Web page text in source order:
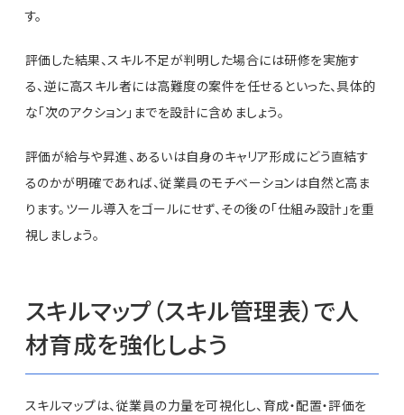
す。
評価した結果、スキル不足が判明した場合には研修を実施す
る、逆に高スキル者には高難度の案件を任せるといった、具体的
な「次のアクション」までを設計に含めましょう。
評価が給与や昇進、あるいは自身のキャリア形成にどう直結す
るのかが明確であれば、従業員のモチベーションは自然と高ま
ります。ツール導入をゴールにせず、その後の「仕組み設計」を重
視しましょう。
スキルマップ（スキル管理表）で人
材育成を強化しよう
スキルマップは、従業員の力量を可視化し、育成・配置・評価を